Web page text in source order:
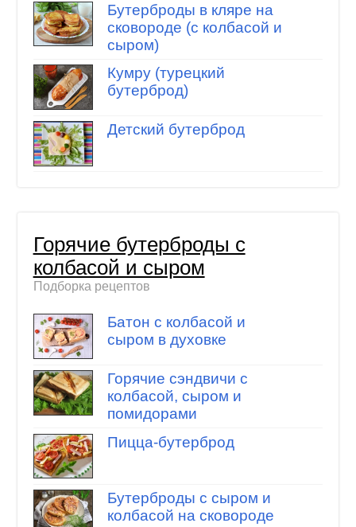
Бутерброды в кляре на
сковороде (с колбасой и
сыром)
Кумру (турецкий
бутерброд)
Детский бутерброд
Горячие бутерброды с
колбасой и сыром
Подборка рецептов
Батон с колбасой и
сыром в духовке
Горячие сэндвичи с
колбасой, сыром и
помидорами
Пицца-бутерброд
Бутерброды с сыром и
колбасой на сковороде